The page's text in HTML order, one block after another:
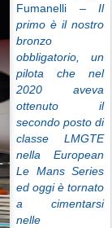
Fumanelli – Il
primo è il nostro
bronzo
obbligatorio, un
pilota che nel
2020 aveva
ottenuto il
secondo posto di
classe LMGTE
nella European
Le Mans Series
ed oggi è tornato
a cimentarsi
nelle